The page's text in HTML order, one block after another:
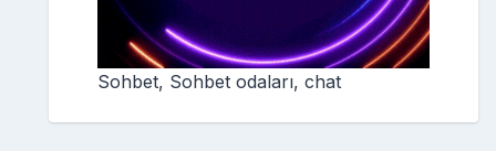
Sohbet, Sohbet odaları, chat